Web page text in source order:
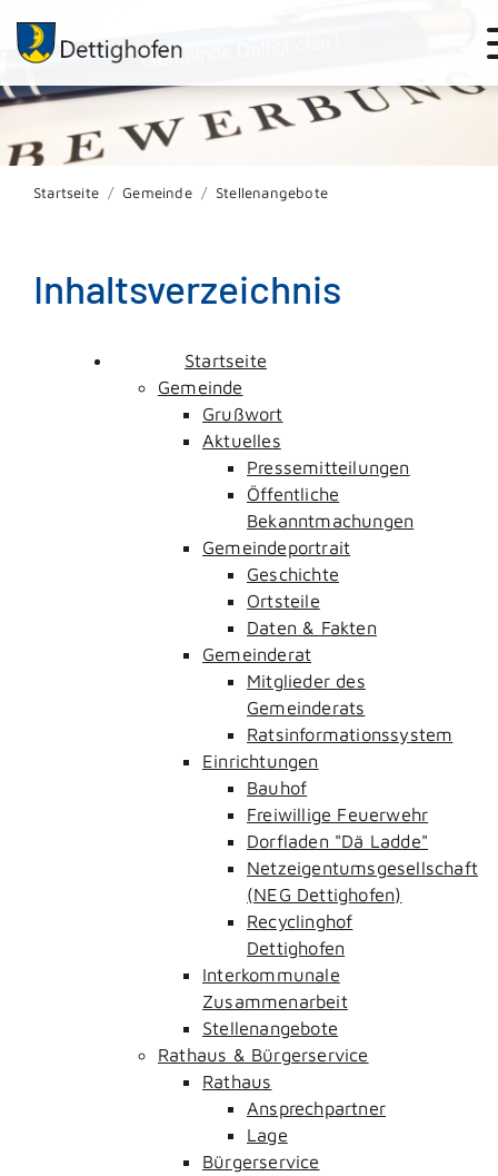
Startseite Gemeinde Stellenangebote
Inhaltsverzeichnis
Startseite
Gemeinde
Grußwort
Aktuelles
Pressemitteilungen
Öffentliche
Bekanntmachungen
Gemeindeportrait
Geschichte
Ortsteile
Daten & Fakten
Gemeinderat
Mitglieder des
Gemeinderats
Ratsinformationssystem
Einrichtungen
Bauhof
Freiwillige Feuerwehr
Dorfladen "Dä Ladde"
Netzeigentumsgesellschaft
(NEG Dettighofen)
Recyclinghof
Dettighofen
Interkommunale
Zusammenarbeit
Stellenangebote
Rathaus & Bürgerservice
Rathaus
Ansprechpartner
Lage
Bürgerservice